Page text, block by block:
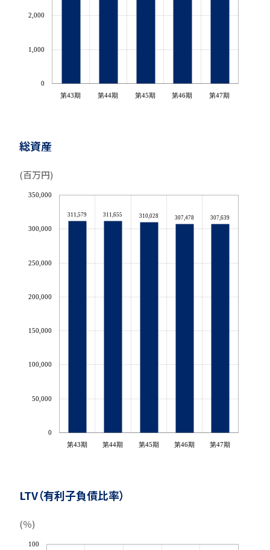
第43期 第44期 第45期 第46期 第47期
0
1,000
2,000
総資産
(百万円)
第43期 第44期 第45期 第46期 第47期
0
50,000
100,000
150,000
200,000
250,000
300,000
350,000
311,579 311,655 310,028 307,478 307,639
LTV（有利子負債比率）
(％)
100